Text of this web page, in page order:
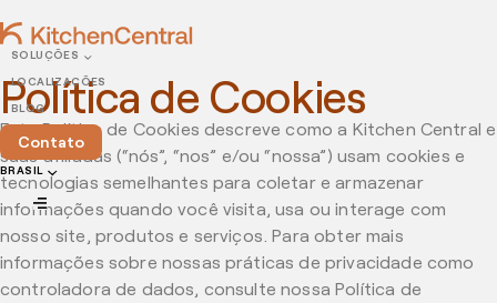
SOLUÇÕES
LOCALIZAÇÕES
BLOG
Contato
BRASIL
Política de Cookies
Esta Política de Cookies descreve como a Kitchen Central e
suas afiliadas (“nós”, “nos” e/ou “nossa”) usam cookies e
tecnologias semelhantes para coletar e armazenar
informações quando você visita, usa ou interage com
nosso site, produtos e serviços. Para obter mais
informações sobre nossas práticas de privacidade como
controladora de dados, consulte nossa Política de